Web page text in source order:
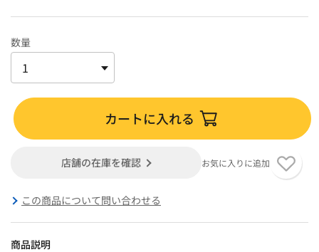
数量
カートに入れる
店舗の在庫を確認 お気に入りに追加
この商品について問い合わせる
商品説明